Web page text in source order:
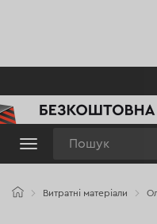
Витратні матеріали